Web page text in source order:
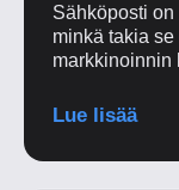
Sähköposti
minkä takia
markkinoinnin
Lue lisää